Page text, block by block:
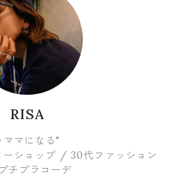
RISA
マになる"
ショップ / 30代ファッション
プラコーデ